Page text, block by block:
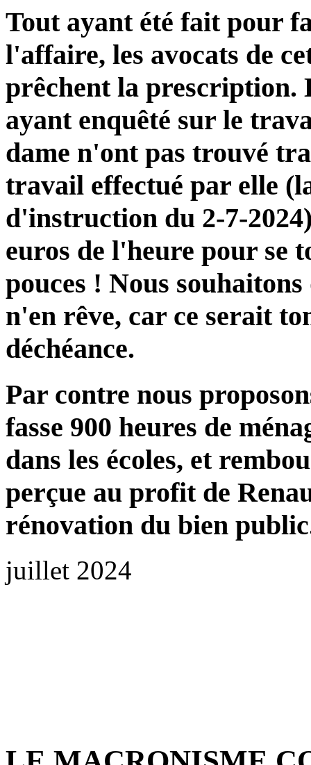
Tout ayant été fait pour
l'affaire, les avocats de
prêchent la prescription.
ayant enquêté sur le
dame n'ont pas trouvé
travail effectué par elle
d'instruction du 2-7-
euros de l'heure pour se
pouces ! Nous
n'en rêve, car ce serait
déchéance.
Par contre nous
fasse 900 heures de
dans les écoles, et
perçue au profit de
rénovation du bien
juillet 2024